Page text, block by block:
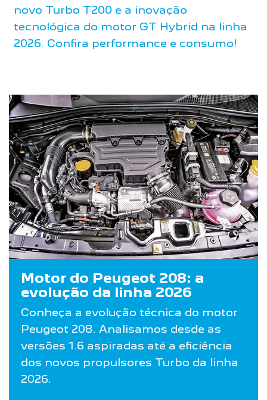
novo Turbo T200 e a inovação
tecnológica do motor GT Hybrid na linha
2026. Confira performance e consumo!
Motor do Peugeot 208: a
evolução da linha 2026
Conheça a evolução técnica do motor
Peugeot 208. Analisamos desde as
versões 1.6 aspiradas até a eficiência
dos novos propulsores Turbo da linha
2026.